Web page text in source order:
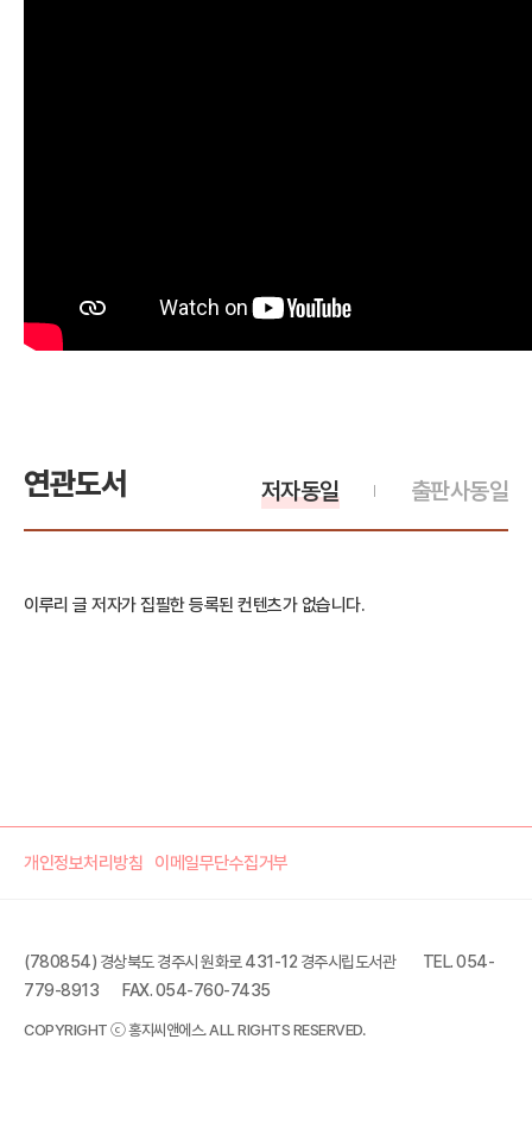
연관도서 출판사동일
저자동일
이루리 글 저자가 집필한 등록된 컨텐츠가 없습니다.
개인정보처리방침 이메일무단수집거부
(780854) 경상북도 경주시 원화로 431-12 경주시립도서관
TEL. 054-
779-8913
FAX. 054-760-7435
COPYRIGHT ⓒ 홍지씨앤에스. ALL RIGHTS RESERVED.